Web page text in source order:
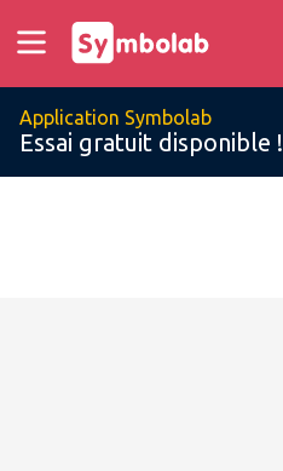
Application Symbolab
Essai gratuit disponible !